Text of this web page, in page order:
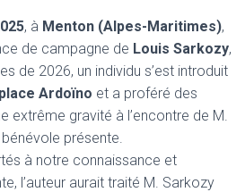
, à Menton (Alpes-Maritimes),
de campagne de Louis Sarkozy,
de 2026, un individu s’est introduit
place Ardoïno et a proféré des
extrême gravité à l’encontre de M.
présente.
à notre connaissance et
l’auteur aurait traité M. Sarkozy